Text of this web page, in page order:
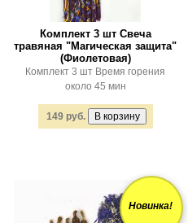
Комплект 3 шт Свеча
травяная "Магическая защита"
(Фиолетовая)
Комплект 3 шт Время горения
около 45 мин
149 руб.
Новинка!